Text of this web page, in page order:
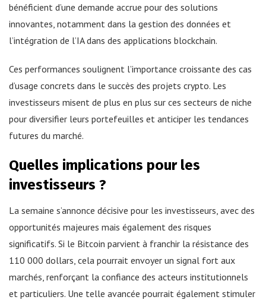
bénéficient d’une demande accrue pour des solutions
innovantes, notamment dans la gestion des données et
l’intégration de l’IA dans des applications blockchain.
Ces performances soulignent l’importance croissante des cas
d’usage concrets dans le succès des projets crypto. Les
investisseurs misent de plus en plus sur ces secteurs de niche
pour diversifier leurs portefeuilles et anticiper les tendances
futures du marché.
Quelles implications pour les
investisseurs ?
La semaine s’annonce décisive pour les investisseurs, avec des
opportunités majeures mais également des risques
significatifs. Si le Bitcoin parvient à franchir la résistance des
110 000 dollars, cela pourrait envoyer un signal fort aux
marchés, renforçant la confiance des acteurs institutionnels
et particuliers. Une telle avancée pourrait également stimuler